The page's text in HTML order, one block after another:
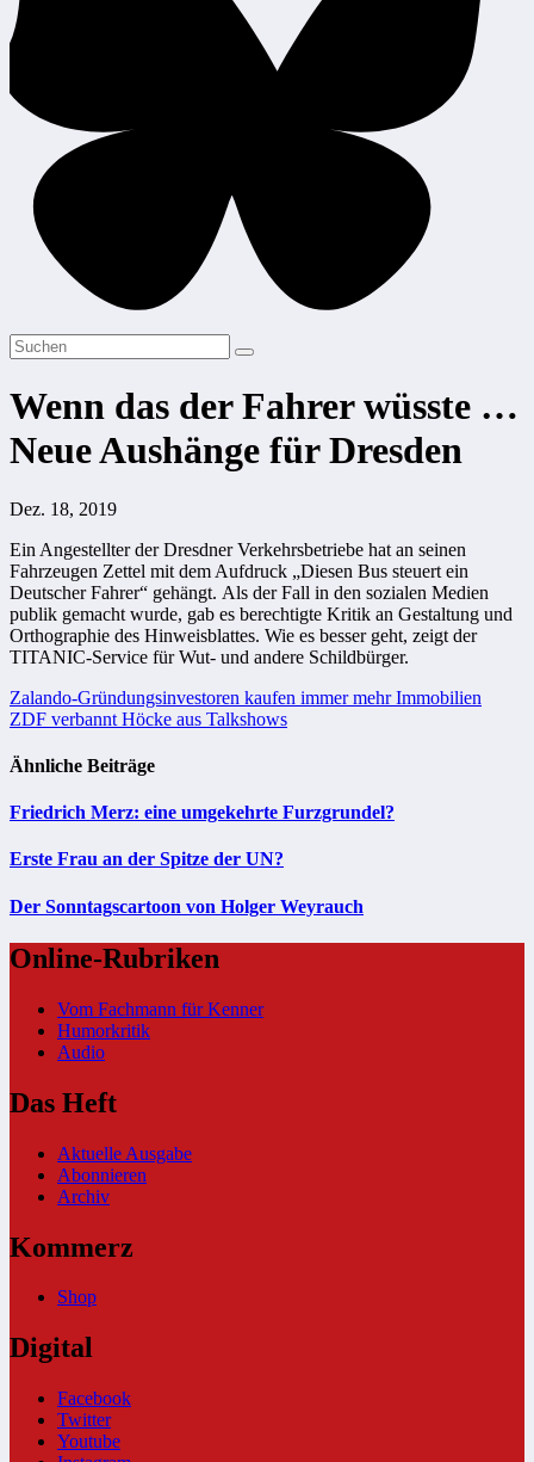
Wenn das der Fahrer wüsste …
Neue Aushänge für Dresden
Dez. 18, 2019
Ein Angestellter der Dresdner Verkehrsbetriebe hat an seinen
Fahrzeugen Zettel mit dem Aufdruck „Diesen Bus steuert ein
Deutscher Fahrer“ gehängt. Als der Fall in den sozialen Medien
publik gemacht wurde, gab es berechtigte Kritik an Gestaltung und
Orthographie des Hinweisblattes. Wie es besser geht, zeigt der
TITANIC-Service für Wut- und andere Schildbürger.
Beitragsnavigation
Zalando-Gründungsinvestoren kaufen immer mehr Immobilien
ZDF verbannt Höcke aus Talkshows
Ähnliche Beiträge
Friedrich Merz: eine umgekehrte Furzgrundel?
Erste Frau an der Spitze der UN?
Der Sonntagscartoon von Holger Weyrauch
Online-Rubriken
Vom Fachmann für Kenner
Humorkritik
Audio
Das Heft
Aktuelle Ausgabe
Abonnieren
Archiv
Kommerz
Shop
Digital
Facebook
Twitter
Youtube